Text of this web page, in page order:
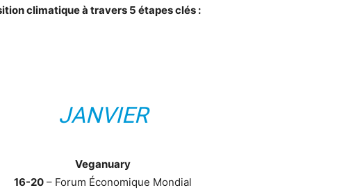
climatique à travers 5 étapes clés :
JANVIER
Veganuary
16-20 – Forum Économique Mondial